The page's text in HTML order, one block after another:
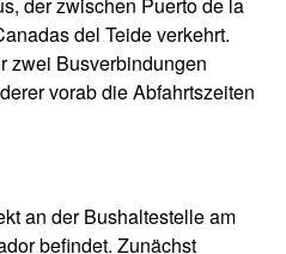
del Teide verkehrt.
zwei Busverbindungen
vorab die Abfahrtszeiten
an der Bushaltestelle am
befindet. Zunächst